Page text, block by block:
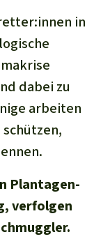
in
dabei zu
arbeiten
Plantagen-
verfolgen